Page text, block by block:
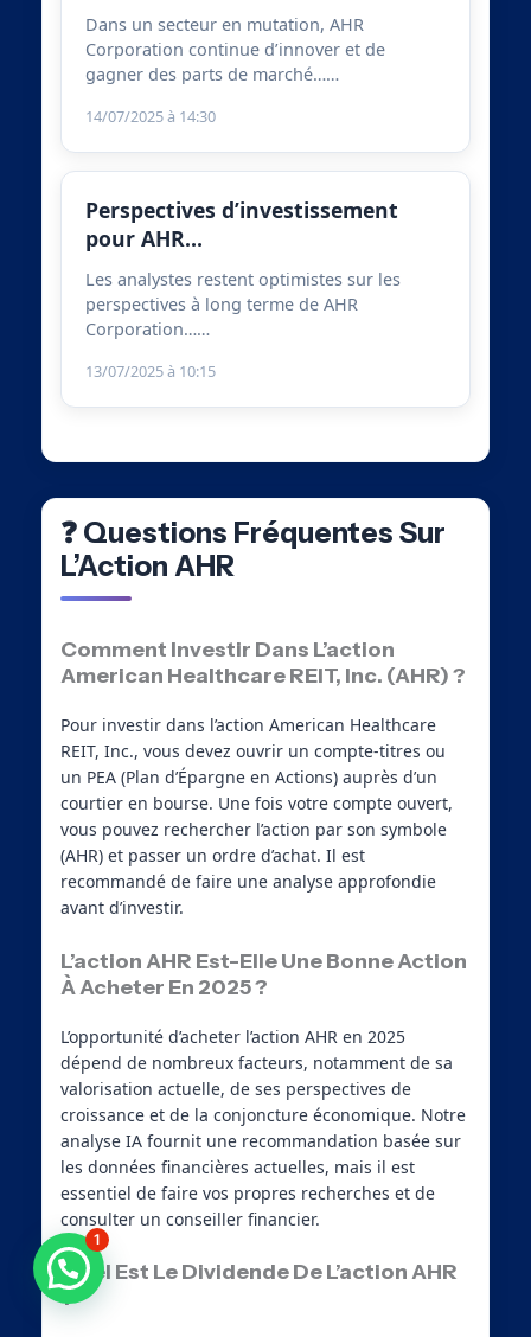
Dans un secteur en mutation, AHR
Corporation continue d’innover et de
gagner des parts de marché……
14/07/2025 à 14:30
Perspectives d’investissement
pour AHR…
Les analystes restent optimistes sur les
perspectives à long terme de AHR
Corporation……
13/07/2025 à 10:15
❓ Questions Fréquentes Sur
L’Action AHR
Comment Investir Dans L’action
American Healthcare REIT, Inc. (AHR) ?
Pour investir dans l’action American Healthcare
REIT, Inc., vous devez ouvrir un compte-titres ou
un PEA (Plan d’Épargne en Actions) auprès d’un
courtier en bourse. Une fois votre compte ouvert,
vous pouvez rechercher l’action par son symbole
(AHR) et passer un ordre d’achat. Il est
recommandé de faire une analyse approfondie
avant d’investir.
L’action AHR Est-Elle Une Bonne Action
À Acheter En 2025 ?
L’opportunité d’acheter l’action AHR en 2025
dépend de nombreux facteurs, notamment de sa
valorisation actuelle, de ses perspectives de
croissance et de la conjoncture économique. Notre
analyse IA fournit une recommandation basée sur
les données financières actuelles, mais il est
essentiel de faire vos propres recherches et de
consulter un conseiller financier.
Quel Est Le Dividende De L’action AHR
?
Besoin d'aide ?
1